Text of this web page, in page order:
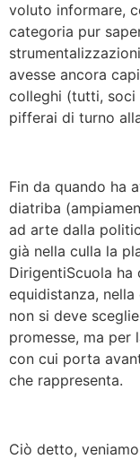
voluto informare,
categoria pur
avesse ancora
colleghi (tutti, soci
pifferai di turno
Fin da quando ha
diatriba
ad arte dalla
già nella culla la
DirigentiScuola
equidistanza,
non si deve
promesse, ma per
con cui porta
che rappresenta.
Ciò detto,